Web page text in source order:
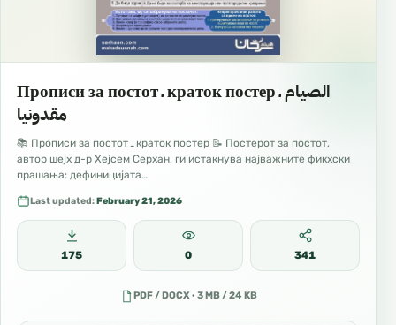
Прописи за постот ـ краток постер الصيام ـ
مقدونيا
📚 Прописи за постот ـ краток постер 📝 Постерот за постот,
автор шејх д-р Хејсем Серхан, ги истакнува најважните фикхски
прашања: дефиницијата…
Last updated:February 21, 2026
175 0 341
PDF / DOCX · 3 MB / 24 KB